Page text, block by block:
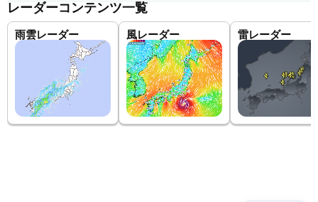
レーダーコンテンツ一覧
雨雲レーダー 風レーダー 雷レーダー